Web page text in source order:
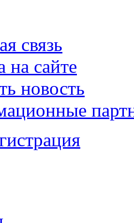
связь
на сайте
новость